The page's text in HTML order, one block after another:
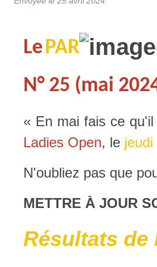
LePAR
N° 25 (mai
« En mai fais ce
Ladies Open, le jeudi
N'oubliez pas que
METTRE À JOUR
Résultats de